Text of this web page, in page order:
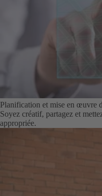
Planification et mise en œuvre
Soyez créatif, partagez et
appropriée.